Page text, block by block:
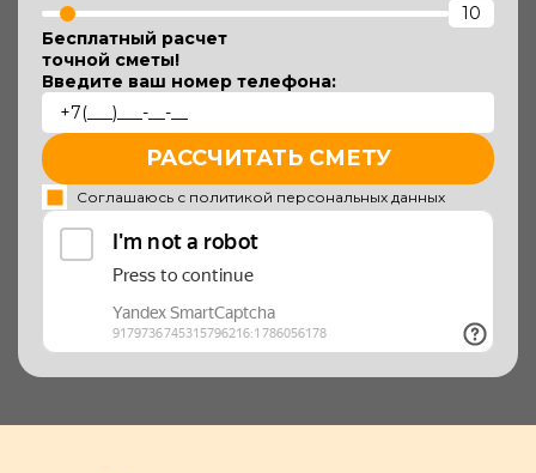
Бесплатный расчет
точной сметы!
Введите ваш номер телефона:
РАССЧИТАТЬ СМЕТУ
Соглашаюсь с политикой персональных данных